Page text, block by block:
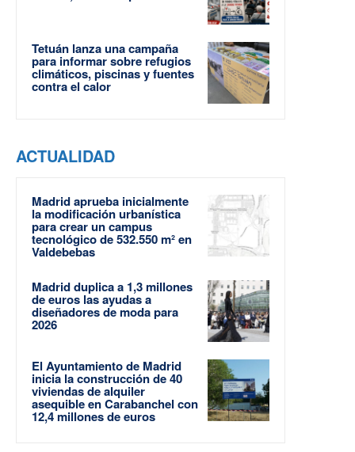
Tetuán lanza una campaña
para informar sobre refugios
climáticos, piscinas y fuentes
contra el calor
ACTUALIDAD
Madrid aprueba inicialmente
la modificación urbanística
para crear un campus
tecnológico de 532.550 m² en
Valdebebas
Madrid duplica a 1,3 millones
de euros las ayudas a
diseñadores de moda para
2026
El Ayuntamiento de Madrid
inicia la construcción de 40
viviendas de alquiler
asequible en Carabanchel con
12,4 millones de euros